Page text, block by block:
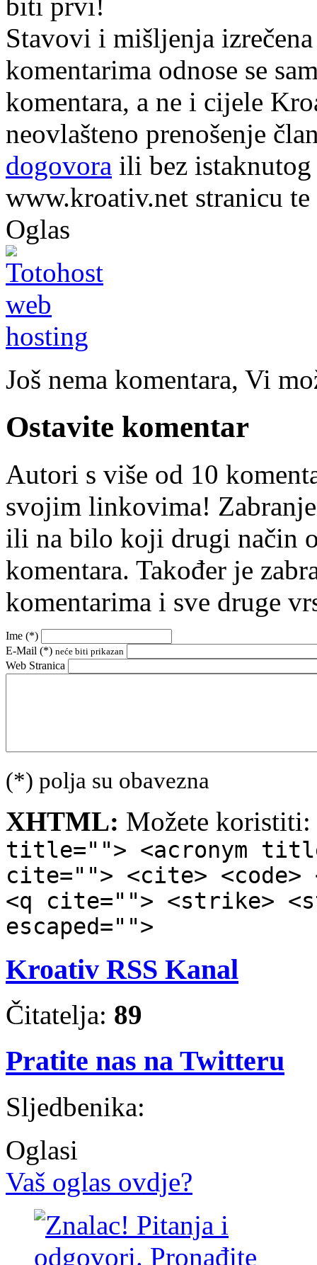
biti prvi!
Stavovi i mišljenja
komentarima odnose se
komentara, a ne i cijele
neovlašteno prenošenje
dogovora ili bez
www.kroativ.net stranicu te
Oglas
Još nema komentara, Vi
Ostavite komentar
Autori s više od 10
svojim linkovima!
ili na bilo koji drugi način
komentara. Također je
komentarima i sve druge
Ime (*)
E-Mail (*) neće biti prikazan
Web Stranica
(*) polja su obavezna
XHTML: Možete koristiti:
title=""> <acronym
cite=""> <cite> <code>
<q cite=""> <strike>
escaped="">
Kroativ RSS Kanal
Čitatelja: 89
Pratite nas na Twitteru
Sljedbenika:
Oglasi
Vaš oglas ovdje?